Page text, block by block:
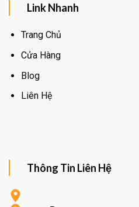
Link Nhanh
Trang Chủ
Cửa Hàng
Blog
Liên Hệ
Thông Tin Liên Hệ